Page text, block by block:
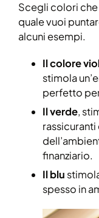
Scegli colori che
quale vuoi
alcuni esempi.
Il colore
stimola
perfetto per
Il verde,
finanziario.
Il blu
spesso in